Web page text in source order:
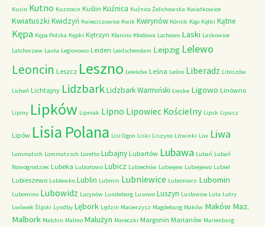
Kusin Kutno Kuznocin Kuślin Kuźnica Kuźnica Żelichowska Kwiatkowice
Kwiatuszki Kwidzyń Kwieciszowice Kwik Kwirynów Kórnik Kąp Kątki Kątne
Kępa Kępa Polska Kępki Kętrzyn Kłanino Kłodawa Lachowo Laski Laskowice
Latchorzew Lauta Legionowo Leiden Leidschendam Leipzig Lelewo
Leoncin Leszcz Leszno Lewków Leśna Leśno Liberadz Libiszów
Licheń Lichtajny LidzbarkLidzbark Warmiński Lieske Ligowo Linówno
Lipiny Lipków Lipniak Lipno Lipowiec Kościelny Lipsk Lipusz
Lipów Lisia Polana Lisi Ogon Liski Liszyno Litwinki Liw Liwa
Lommatsch Lommatzsch Loretto Lubajny Lubartów Lubawa Lubań Lubań
Nowogrodziec Lubeka Lubiatowo Lubicz Lubiechów Lubiejew Lubiejewo Lubiel
Lubieszewo Lublewko Lublin Lubmin Lubniewice Lubomierz Lubomin
Lubomino Lubowidz Lucynów Lundeborg Lusowo Luszyn Lusławice Luta Lutry
Lwówek Śląski Lyndby Lębork Lędzin Macierzysz Magdeburg Maków Maków Maz.
Malbork Malchin Malmo Malużyn Mareczki Margonin Marianów Marienburg